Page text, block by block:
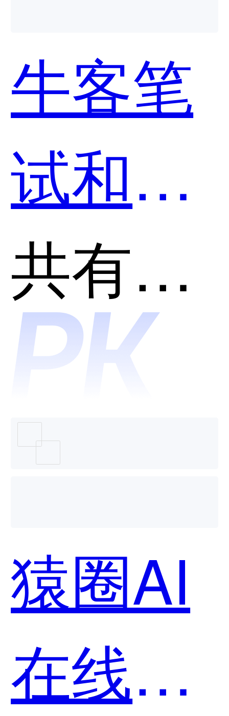
统哪个
好用？
牛客笔
试和猿
圈AI在
线考试
系统哪
个好
用？
共有分类：在线笔试面试平台
猿圈AI
在线考